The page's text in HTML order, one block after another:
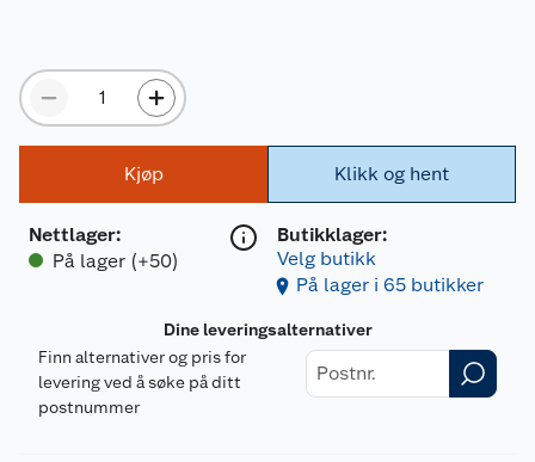
Kjøp
Nettlager:
På lager (+50)
Klikk og hent
Butikklager:
Velg butikk
På lager i 65 butikker
Dine leveringsalternativer
Finn alternativer og pris for
levering ved å søke på ditt
postnummer